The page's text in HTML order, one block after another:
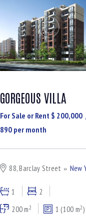
GORGEOUS VILLA
For Sale or Rent $ 200,000
890 per month
88, Barclay Street New
1
2
200 m2 1 (100 m2)